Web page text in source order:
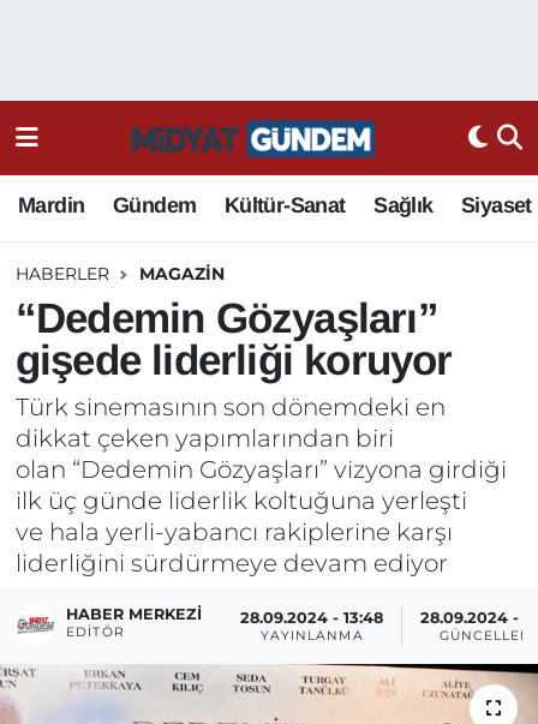
Mardin Gündem Kültür-Sanat Sağlık Siyaset
HABERLER MAGAZIN
“Dedemin Gözyaşları”
gişede liderliği koruyor
Türk sinemasının son dönemdeki en
dikkat çeken yapımlarından biri
olan “Dedemin Gözyaşları” vizyona girdiği
ilk üç günde liderlik koltuğuna yerleşti
ve hala yerli-yabancı rakiplerine karşı
liderliğini sürdürmeye devam ediyor
HABER MERKEZI
EDITÖR
28.09.2024 - 13:48
YAYINLANMA
28.09.2024 -